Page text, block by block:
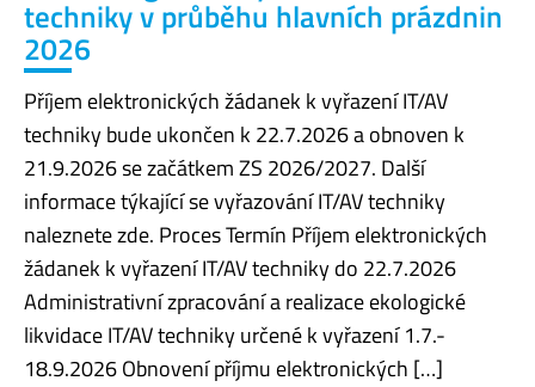
techniky v průběhu hlavních prázdnin
2026
Příjem elektronických žádanek k vyřazení IT/AV
techniky bude ukončen k 22.7.2026 a obnoven k
21.9.2026 se začátkem ZS 2026/2027. Další
informace týkající se vyřazování IT/AV techniky
naleznete zde. Proces Termín Příjem elektronických
žádanek k vyřazení IT/AV techniky do 22.7.2026
Administrativní zpracování a realizace ekologické
likvidace IT/AV techniky určené k vyřazení 1.7.-
18.9.2026 Obnovení příjmu elektronických […]